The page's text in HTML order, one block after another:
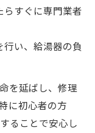
すぐに専門業者
い、給湯器の負
を延ばし、修理
に初心者の方
ることで安心し